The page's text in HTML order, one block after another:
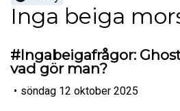
Inga beiga
#Ingabeigafrågor:
vad gör man?
• söndag 12 oktober 2025